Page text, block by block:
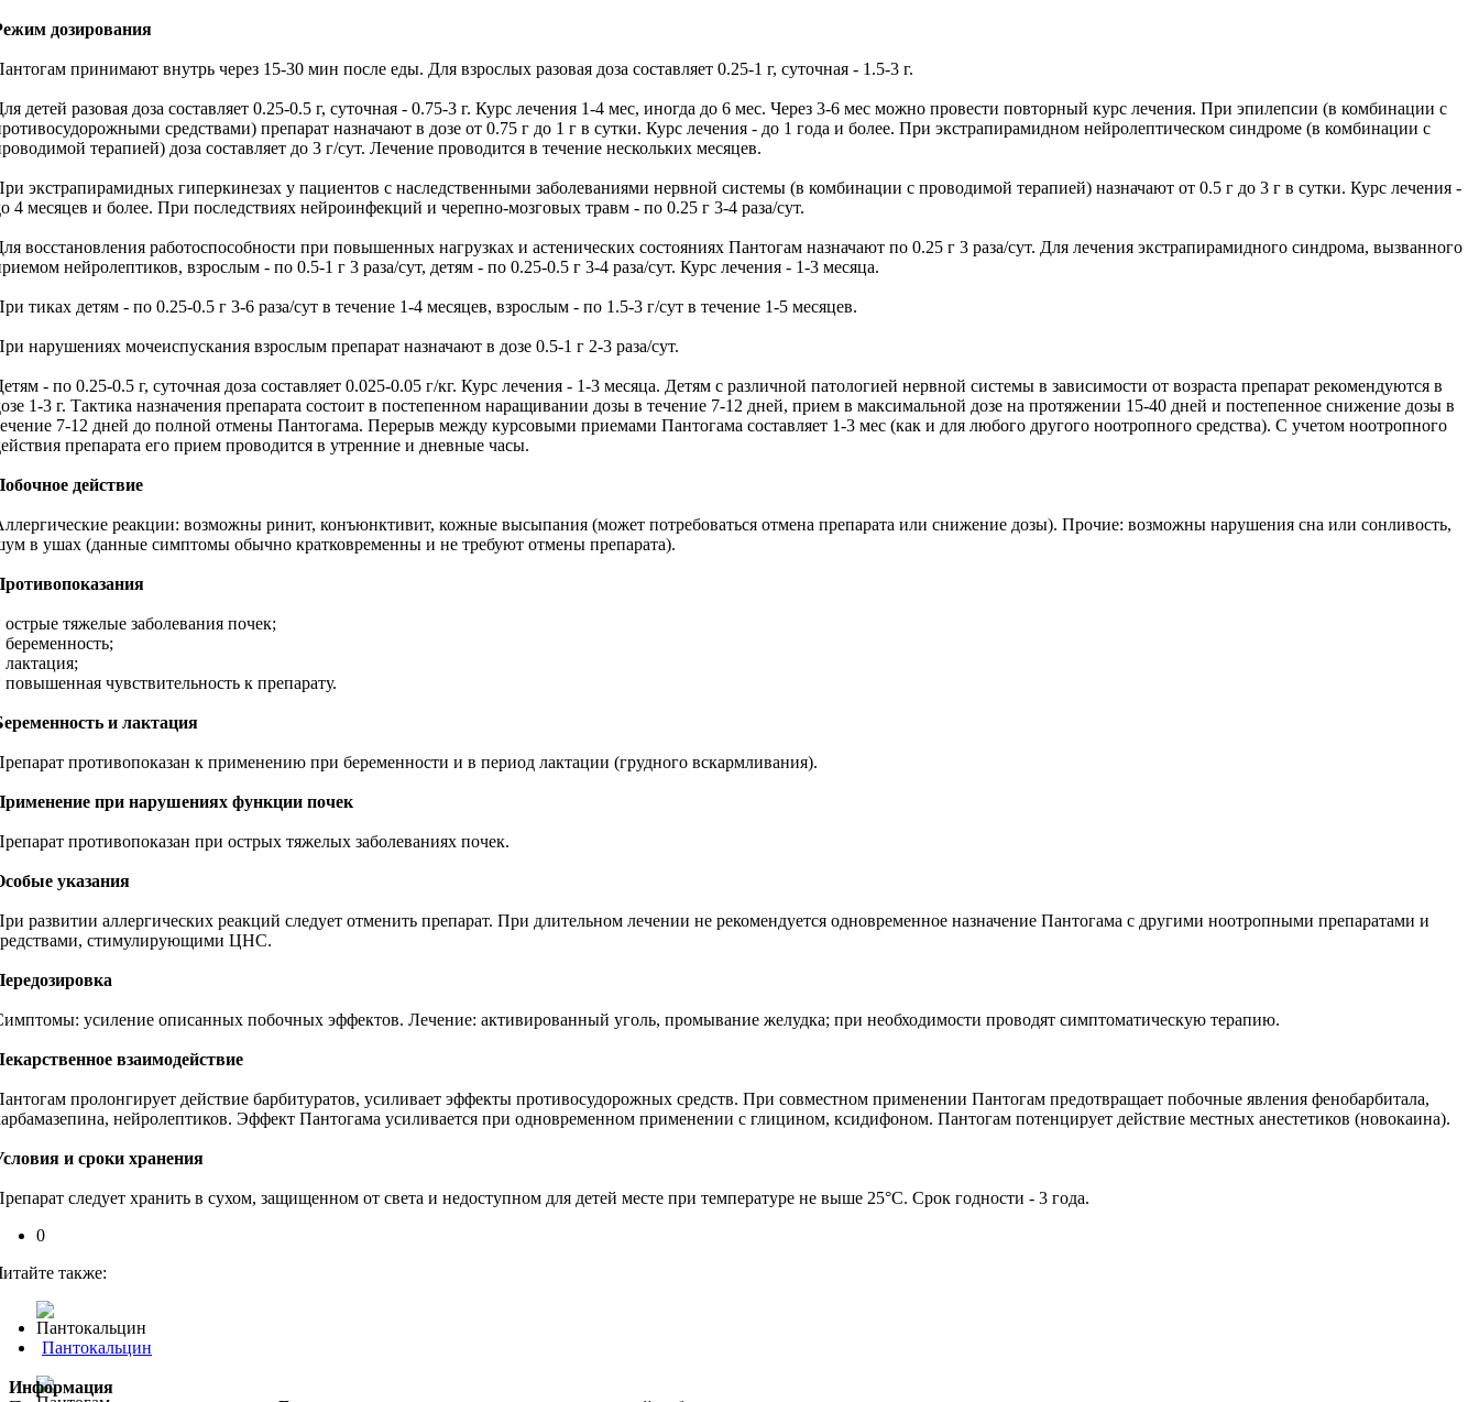
дозирования
принимают внутрь через 15-30 мин после еды. Для взрослых разовая доза составляет 0.25-1 г, суточная - 1.5-3 г.
детей разовая доза составляет 0.25-0.5 г, суточная - 0.75-3 г. Курс лечения 1-4 мес, иногда до 6 мес. Через 3-6 мес можно провести повторный курс лечения. При эпилепсии (в комбинации с
средствами) препарат назначают в дозе от 0.75 г до 1 г в сутки. Курс лечения - до 1 года и более. При экстрапирамидном нейролептическом синдроме (в комбинации с
терапией) доза составляет до 3 г/сут. Лечение проводится в течение нескольких месяцев.
экстрапирамидных гиперкинезах у пациентов с наследственными заболеваниями нервной системы (в комбинации с проводимой терапией) назначают от 0.5 г до 3 г в сутки. Курс лечения -
4 месяцев и более. При последствиях нейроинфекций и черепно-мозговых травм - по 0.25 г 3-4 раза/сут.
восстановления работоспособности при повышенных нагрузках и астенических состояниях Пантогам назначают по 0.25 г 3 раза/сут. Для лечения экстрапирамидного синдрома, вызванного
нейролептиков, взрослым - по 0.5-1 г 3 раза/сут, детям - по 0.25-0.5 г 3-4 раза/сут. Курс лечения - 1-3 месяца.
тиках детям - по 0.25-0.5 г 3-6 раза/сут в течение 1-4 месяцев, взрослым - по 1.5-3 г/сут в течение 1-5 месяцев.
нарушениях мочеиспускания взрослым препарат назначают в дозе 0.5-1 г 2-3 раза/сут.
- по 0.25-0.5 г, суточная доза составляет 0.025-0.05 г/кг. Курс лечения - 1-3 месяца. Детям с различной патологией нервной системы в зависимости от возраста препарат рекомендуются в
1-3 г. Тактика назначения препарата состоит в постепенном наращивании дозы в течение 7-12 дней, прием в максимальной дозе на протяжении 15-40 дней и постепенное снижение дозы в
7-12 дней до полной отмены Пантогама. Перерыв между курсовыми приемами Пантогама составляет 1-3 мес (как и для любого другого ноотропного средства). С учетом ноотропного
препарата его прием проводится в утренние и дневные часы.
действие
реакции: возможны ринит, конъюнктивит, кожные высыпания (может потребоваться отмена препарата или снижение дозы). Прочие: возможны нарушения сна или сонливость,
в ушах (данные симптомы обычно кратковременны и не требуют отмены препарата).
тяжелые заболевания почек;
чувствительность к препарату.
и лактация
противопоказан к применению при беременности и в период лактации (грудного вскармливания).
при нарушениях функции почек
противопоказан при острых тяжелых заболеваниях почек.
указания
развитии аллергических реакций следует отменить препарат. При длительном лечении не рекомендуется одновременное назначение Пантогама с другими ноотропными препаратами и
стимулирующими ЦНС.
усиление описанных побочных эффектов. Лечение: активированный уголь, промывание желудка; при необходимости проводят симптоматическую терапию.
взаимодействие
пролонгирует действие барбитуратов, усиливает эффекты противосудорожных средств. При совместном применении Пантогам предотвращает побочные явления фенобарбитала,
нейролептиков. Эффект Пантогама усиливается при одновременном применении с глицином, ксидифоном. Пантогам потенцирует действие местных анестетиков (новокаина).
и сроки хранения
следует хранить в сухом, защищенном от света и недоступном для детей месте при температуре не выше 25°C. Срок годности - 3 года.
0
также:
Пантокальцин
Информация